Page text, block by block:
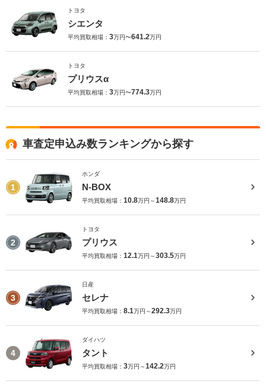
トヨタ
シエンタ
平均買取相場： 3万円〜641.2万円
トヨタ
プリウスα
平均買取相場： 3万円〜774.3万円
車査定申込み数ランキングから探す
1
ホンダ
N-BOX
平均買取相場： 10.8万円～148.8万円
2
トヨタ
プリウス
平均買取相場： 12.1万円～303.5万円
3
日産
セレナ
平均買取相場： 8.1万円～292.3万円
4
ダイハツ
タント
平均買取相場： 3万円～142.2万円